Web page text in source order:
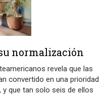
normalización
revela que las
convertido en una prioridad
que tan solo seis de ellos